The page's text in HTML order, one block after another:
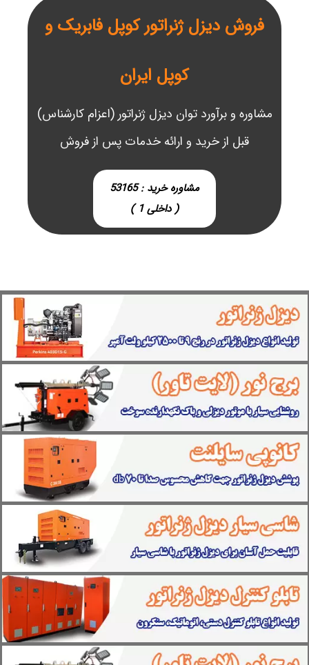
فروش دیزل ژنراتور کوپل فابریک و
کوپل ایران
مشاوره و برآورد توان دیزل ژنراتور (اعزام کارشناس)
قبل از خرید و ارائه خدمات پس از فروش
مشاوره خرید : 53165
( داخلی 1 )